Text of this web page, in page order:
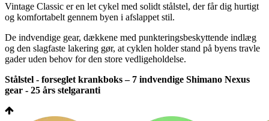
Vintage Classic er en let cykel med solidt stålstel, der får dig hurtigt
og komfortabelt gennem byen i afslappet stil.
De indvendige gear, dækkene med punkteringsbeskyttende indlæg
og den slagfaste lakering gør, at cyklen holder stand på byens travle
gader uden behov for den store vedligeholdelse.
Stålstel - forseglet krankboks – 7 indvendige Shimano Nexus
gear - 25 års stelgaranti